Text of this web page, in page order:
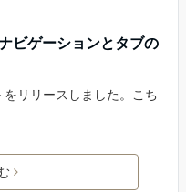
ビゲーションとタブの
リリースしました。こち